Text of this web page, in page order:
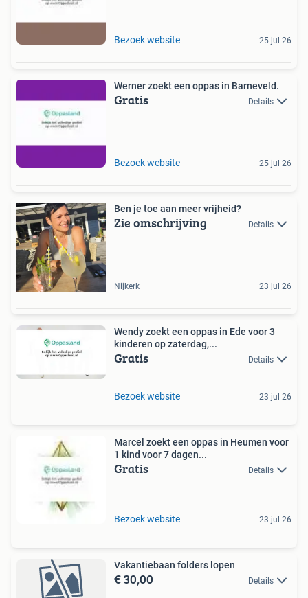
Bezoek website 25 jul 26
Werner zoekt een oppas in Barneveld.
Gratis Details
Bezoek website 25 jul 26
Ben je toe aan meer vrijheid?
Zie omschrijving Details
Nijkerk 23 jul 26
Wendy zoekt een oppas in Ede voor 3
kinderen op zaterdag,...
Gratis Details
Bezoek website 23 jul 26
Marcel zoekt een oppas in Heumen voor
1 kind voor 7 dagen...
Gratis Details
Bezoek website 23 jul 26
Vakantiebaan folders lopen
€ 30,00 Details